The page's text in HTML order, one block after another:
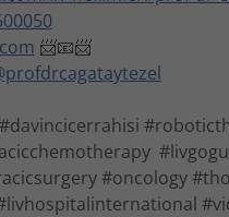
📨📧📨
#oncology